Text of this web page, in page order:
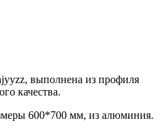
выполнена из профиля
качества.
600*700 мм, из алюминия.